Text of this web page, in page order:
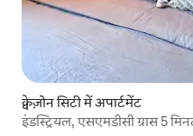
क्वेज़ोन सिटी में अपार्टमेंट
इंडस्ट्रियल, एसएमडीसी ग्रास 5